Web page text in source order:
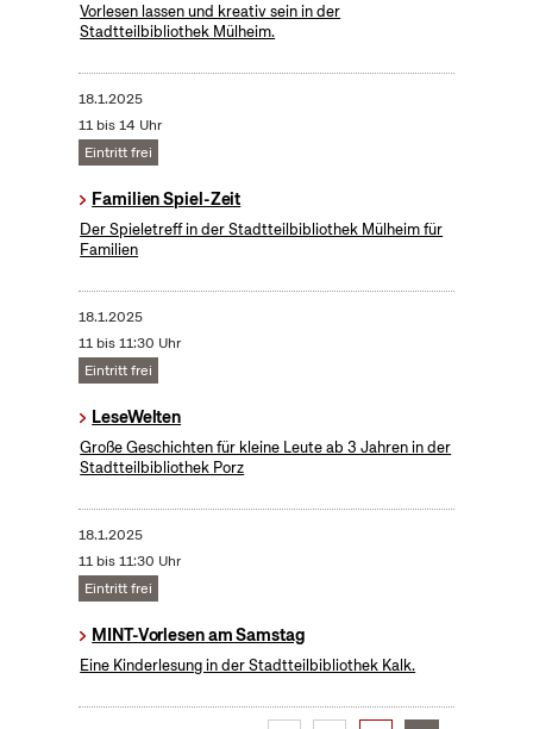
Vorlesen lassen und kreativ sein in der
Stadtteilbibliothek Mülheim.
18.1.2025
11 bis 14 Uhr
Eintritt frei
Familien Spiel-Zeit
Der Spieletreff in der Stadtteilbibliothek Mülheim für
Familien
18.1.2025
11 bis 11:30 Uhr
Eintritt frei
LeseWelten
Große Geschichten für kleine Leute ab 3 Jahren in der
Stadtteilbibliothek Porz
18.1.2025
11 bis 11:30 Uhr
Eintritt frei
MINT-Vorlesen am Samstag
Eine Kinderlesung in der Stadtteilbibliothek Kalk.